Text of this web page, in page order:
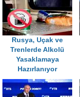
Rusya, Uçak ve
Trenlerde Alkolü
Yasaklamaya
Hazırlanıyor